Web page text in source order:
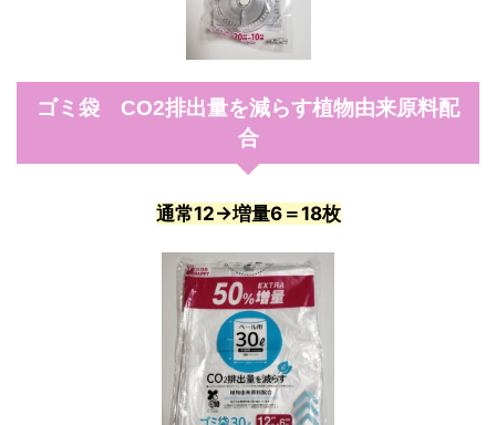
ゴミ袋 CO2排出量を減らす植物由来原料配
合
通常12→増量6＝18枚